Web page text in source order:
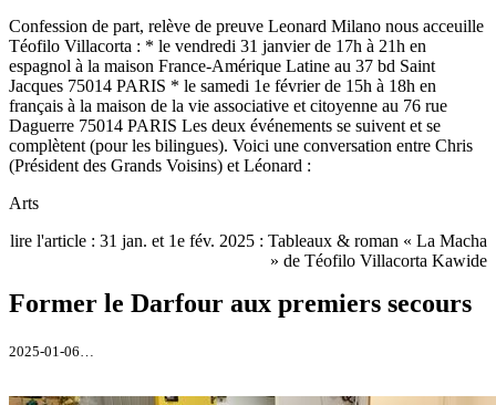
Confession de part, relève de preuve Leonard Milano nous acceuille
Téofilo Villacorta : * le vendredi 31 janvier de 17h à 21h en
espagnol à la maison France-Amérique Latine au 37 bd Saint
Jacques 75014 PARIS * le samedi 1e février de 15h à 18h en
français à la maison de la vie associative et citoyenne au 76 rue
Daguerre 75014 PARIS Les deux événements se suivent et se
complètent (pour les bilingues). Voici une conversation entre Chris
(Président des Grands Voisins) et Léonard :
Arts
lire l'article : 31 jan. et 1e fév. 2025 : Tableaux & roman « La Macha
» de Téofilo Villacorta Kawide
Former le Darfour aux premiers secours
2025-01-06…